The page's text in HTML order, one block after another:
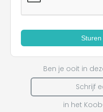
Sturen
Ben je ooit in
Schrijf
in het